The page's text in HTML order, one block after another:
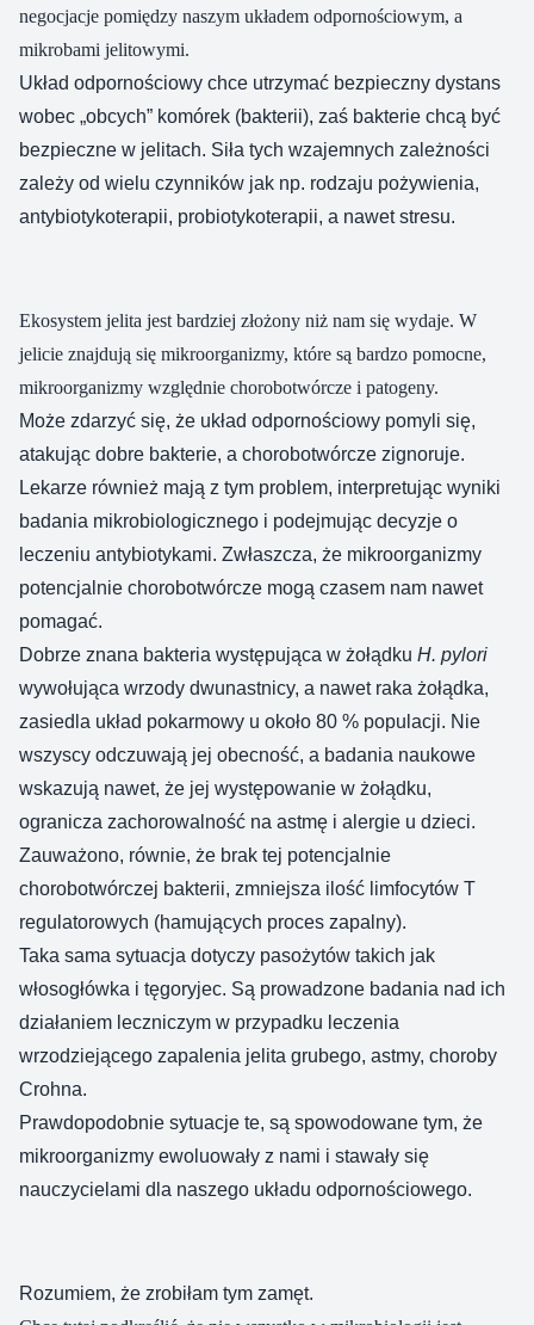
negocjacje pomiędzy naszym układem odpornościowym, a
mikrobami jelitowymi.
Układ odpornościowy chce utrzymać bezpieczny dystans
wobec „obcych” komórek (bakterii), zaś bakterie chcą być
bezpieczne w jelitach. Siła tych wzajemnych zależności
zależy od wielu czynników jak np. rodzaju pożywienia,
antybiotykoterapii, probiotykoterapii, a nawet stresu.
Ekosystem jelita jest bardziej złożony niż nam się wydaje. W
jelicie znajdują się mikroorganizmy, które są bardzo pomocne,
mikroorganizmy względnie chorobotwórcze i patogeny.
Może zdarzyć się, że układ odpornościowy pomyli się,
atakując dobre bakterie, a chorobotwórcze zignoruje.
Lekarze również mają z tym problem, interpretując wyniki
badania mikrobiologicznego i podejmując decyzje o
leczeniu antybiotykami. Zwłaszcza, że mikroorganizmy
potencjalnie chorobotwórcze mogą czasem nam nawet
pomagać.
Dobrze znana bakteria występująca w żołądku H. pylori
wywołująca wrzody dwunastnicy, a nawet raka żołądka,
zasiedla układ pokarmowy u około 80 % populacji. Nie
wszyscy odczuwają jej obecność, a badania naukowe
wskazują nawet, że jej występowanie w żołądku,
ogranicza zachorowalność na astmę i alergie u dzieci.
Zauważono, równie, że brak tej potencjalnie
chorobotwórczej bakterii, zmniejsza ilość limfocytów T
regulatorowych (hamujących proces zapalny).
Taka sama sytuacja dotyczy pasożytów takich jak
włosogłówka i tęgoryjec. Są prowadzone badania nad ich
działaniem leczniczym w przypadku leczenia
wrzodziejącego zapalenia jelita grubego, astmy, choroby
Crohna.
Prawdopodobnie sytuacje te, są spowodowane tym, że
mikroorganizmy ewoluowały z nami i stawały się
nauczycielami dla naszego układu odpornościowego.
Rozumiem, że zrobiłam tym zamęt.